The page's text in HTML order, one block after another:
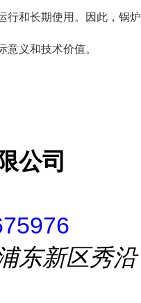
行和长期使用。因此，锅炉
义和技术价值。
公司
东新区秀沿